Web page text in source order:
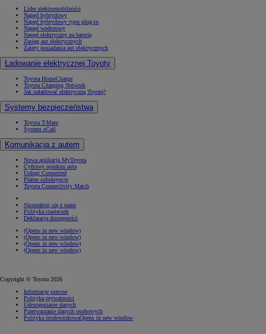
Lider elektromobilności
Napęd hybrydowy
Napęd hybrydowy typu plug-in
Napęd wodorowy
Napęd elektryczny na baterię
Zasięg aut elektrycznych
Zalety posiadania aut elektrycznych
Ładowanie elektrycznej Toyoty
Toyota HomeCharge
Toyota Charging Network
Jak naładować elektryczną Toyotę?
Systemy bezpieczeństwa
Toyota T-Mate
System eCall
Komunikacja z autem
Nowa aplikacja MyToyota
Cyfrowy opiekun auta
Usługi Connected
Płatne subskrypcje
Toyota Connectivity Match
Skontaktuj się z nami
Polityka ciasteczek
Deklaracja dostępności
(Opens in new window)
(Opens in new window)
(Opens in new window)
(Opens in new window)
Copyright © Toyota 2026
Informacje prawne
Polityka prywatności
Udostępnianie danych
Przetwarzanie danych osobowych
Polityka środowiskowaOpens in new window